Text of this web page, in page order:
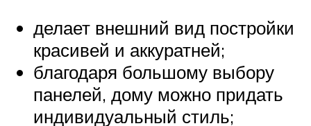
делает внешний вид постройки
красивей и аккуратней;
благодаря большому выбору
панелей, дому можно придать
индивидуальный стиль;